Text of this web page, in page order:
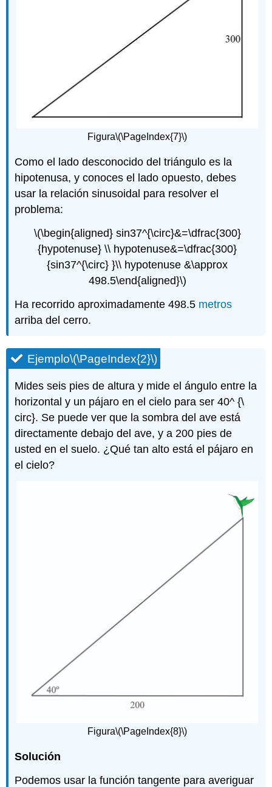
Figura\(\PageIndex{7}\)
Como el lado desconocido del triángulo es la
hipotenusa, y conoces el lado opuesto, debes
usar la relación sinusoidal para resolver el
problema:
\(\begin{aligned} sin37^{\circ}&=\dfrac{300}
{hypotenuse} \\ hypotenuse&=\dfrac{300}
{sin37^{\circ} }\\ hypotenuse &\approx
498.5\end{aligned}\)
Ha recorrido aproximadamente 498.5 metros
arriba del cerro.
Ejemplo\(\PageIndex{2}\)
Mides seis pies de altura y mide el ángulo entre la
horizontal y un pájaro en el cielo para ser 40^ {\
circ}. Se puede ver que la sombra del ave está
directamente debajo del ave, y a 200 pies de
usted en el suelo. ¿Qué tan alto está el pájaro en
el cielo?
Figura\(\PageIndex{8}\)
Solución
Podemos usar la función tangente para averiguar